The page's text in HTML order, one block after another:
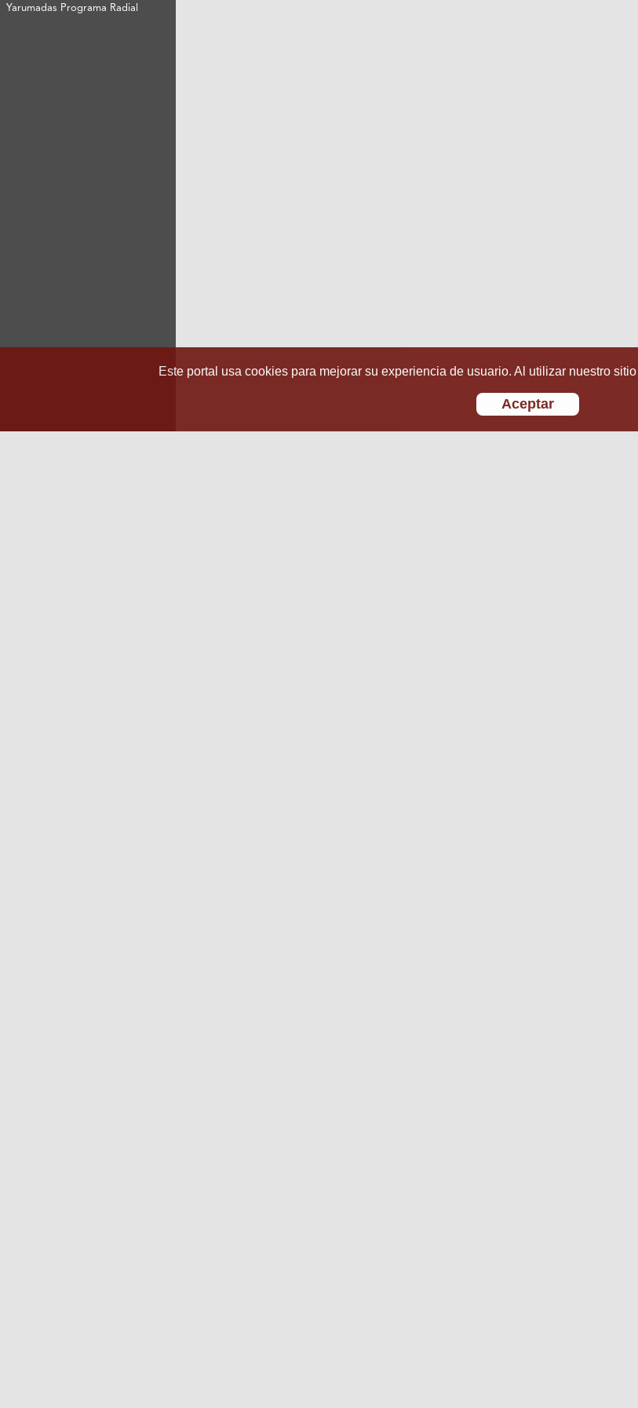
Yarumadas Programa Radial
Este portal usa cookies para mejorar su experiencia de usuario. Al utilizar nuestro
Aceptar